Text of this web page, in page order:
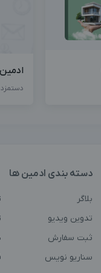
دستمزد
دسته بندی ادمین ها
بلاگر
تدوین ویدیو
ثبت سفارش
سناریو نویس